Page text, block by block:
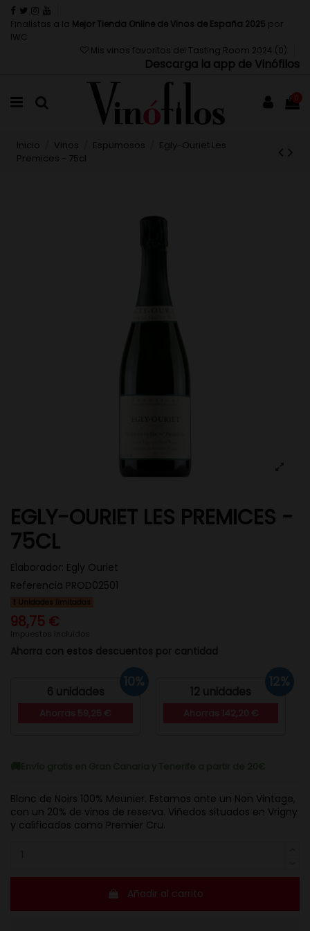
Finalistas a la Mejor Tienda Online de Vinos de España 2025 por
IWC
Mis vinos favoritos del Tasting Room 2024 (0 )
Descarga la app de Vinófilos
0
Inicio Vinos Espumosos
Egly-Ouriet Les
Premices - 75cl
EGLY-OURIET LES PREMICES -
75CL
Elaborador: Egly Ouriet
Referencia PROD02501
Unidades limitadas
98,75 €
Impuestos incluidos
Ahorra con estos descuentos por cantidad
6 unidades
10%
12 unidades
12%
Blanc de Noirs 100% Meunier. Estamos ante un Non Vintage,
con un 20% de vinos de reserva. Viñedos situados en Vrigny
y calificados como Premier Cru.
Añadir al carrito